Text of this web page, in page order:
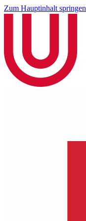
Zum Hauptinhalt springen